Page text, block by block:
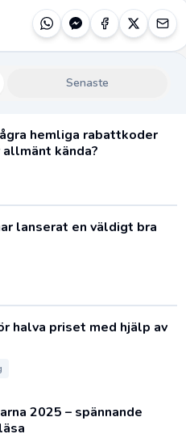
Senaste
hemliga rabattkoder
kända?
lanserat en väldigt bra
halva priset med hjälp av
2025 – spännande